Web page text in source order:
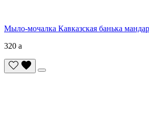
Мыло-мочалка Кавказская банька
320 a